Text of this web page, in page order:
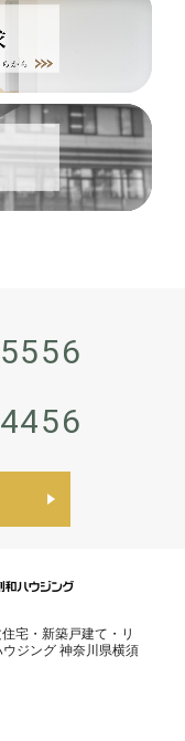
宅・新築戸建て・リ
ジング 神奈川県横須